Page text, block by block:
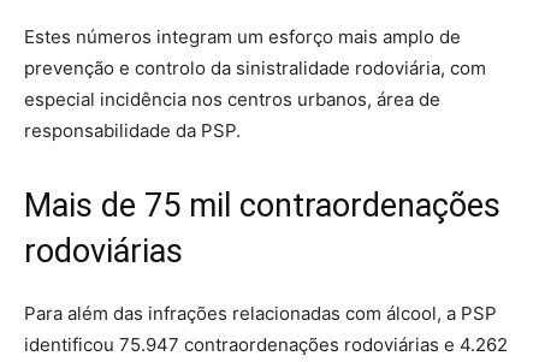
Estes números integram um esforço mais amplo de
prevenção e controlo da sinistralidade rodoviária, com
especial incidência nos centros urbanos, área de
responsabilidade da PSP.
Mais de 75 mil contraordenações
rodoviárias
Para além das infrações relacionadas com álcool, a PSP
identificou 75.947 contraordenações rodoviárias e 4.262